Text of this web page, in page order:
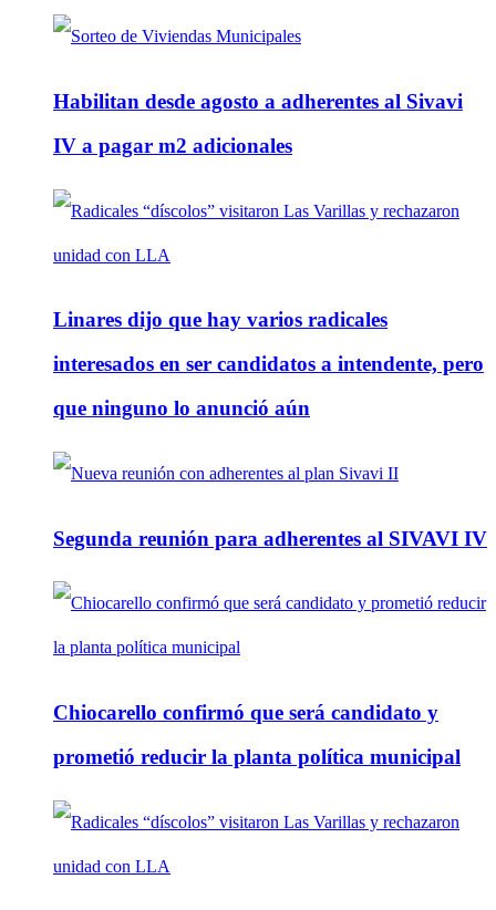
Habilitan desde agosto a adherentes al Sivavi
IV a pagar m2 adicionales
Linares dijo que hay varios radicales
interesados en ser candidatos a intendente, pero
que ninguno lo anunció aún
Segunda reunión para adherentes al SIVAVI IV
Chiocarello confirmó que será candidato y
prometió reducir la planta política municipal